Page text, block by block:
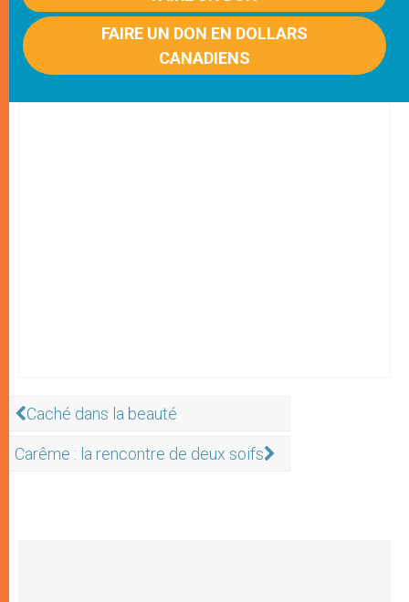
FAIRE UN DON EN DOLLARS
CANADIENS
Caché dans la beauté
Carême : la rencontre de deux soifs